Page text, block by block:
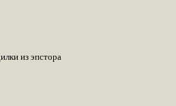
из эпстора